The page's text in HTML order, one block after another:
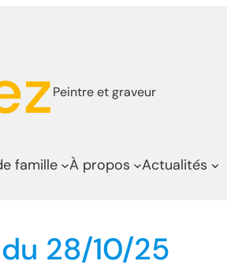
Peintre et graveur
famille À propos Actualités
28/10/25